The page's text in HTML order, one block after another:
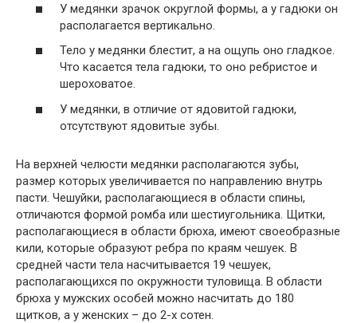
У медянки зрачок округлой формы, а у гадюки он
располагается вертикально.
Тело у медянки блестит, а на ощупь оно гладкое.
Что касается тела гадюки, то оно ребристое и
шероховатое.
У медянки, в отличие от ядовитой гадюки,
отсутствуют ядовитые зубы.
На верхней челюсти медянки располагаются зубы,
размер которых увеличивается по направлению внутрь
пасти. Чешуйки, располагающиеся в области спины,
отличаются формой ромба или шестиугольника. Щитки,
располагающиеся в области брюха, имеют своеобразные
кили, которые образуют ребра по краям чешуек. В
средней части тела насчитывается 19 чешуек,
располагающихся по окружности туловища. В области
брюха у мужских особей можно насчитать до 180
щитков, а у женских – до 2-х сотен.